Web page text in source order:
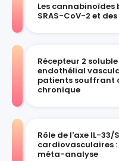
Les
SRAS-CoV-2 et
Récepteur 2
endothélial
patients souffrant
chronique
Rôle de l'axe IL-
cardiovasculaires
méta-analyse